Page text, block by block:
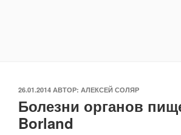
ОПУБЛИКОВАНО
26.01.2014 АВТОР: АЛЕКСЕЙ СОЛЯР
Болезни органов
Borland